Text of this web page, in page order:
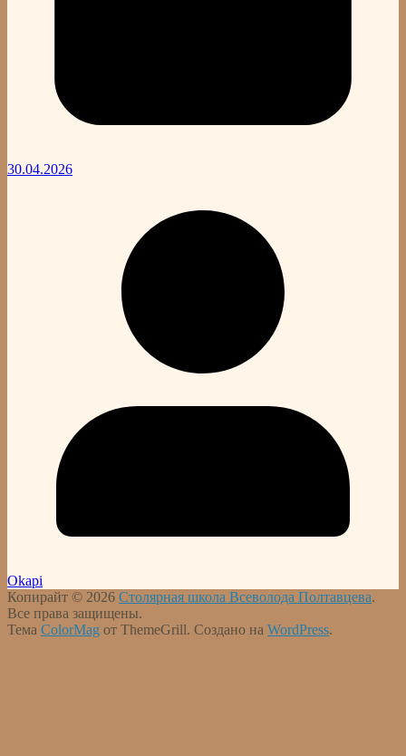
30.04.2026
Okapi
Копирайт © 2026 Столярная школа Всеволода Полтавцева.
Все права защищены.
Тема ColorMag от ThemeGrill. Создано на WordPress.